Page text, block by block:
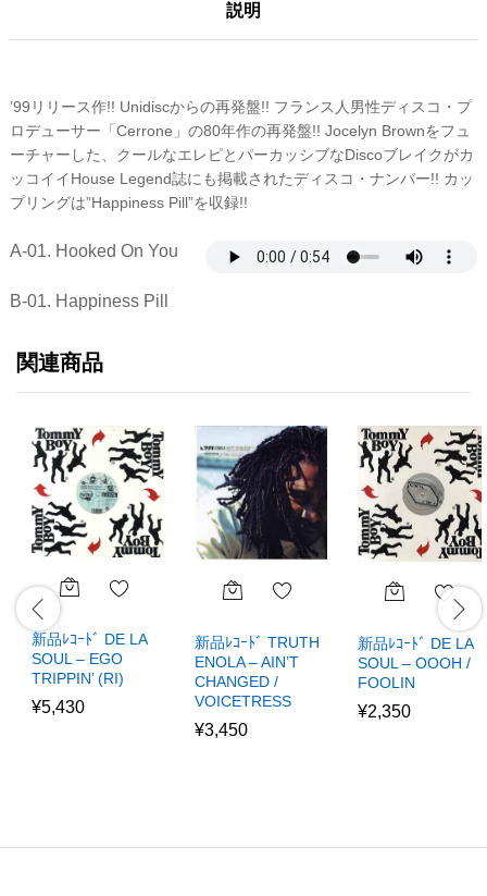
説明
’99リリース作!! Unidiscからの再発盤!! フランス人男性ディスコ・プ
ロデューサー「Cerrone」の80年作の再発盤!! Jocelyn Brownをフュ
ーチャーした、クールなエレピとパーカッシブなDiscoブレイクがカ
ッコイイHouse Legend誌にも掲載されたディスコ・ナンバー!! カッ
プリングは”Happiness Pill”を収録!!
A-01. Hooked On You
B-01. Happiness Pill
関連商品
新品ﾚｺｰﾄﾞ DE LA
SOUL – EGO
TRIPPIN’ (RI)
¥5,430
新品ﾚｺｰﾄﾞ TRUTH
ENOLA – AIN’T
CHANGED /
VOICETRESS
¥3,450
新品ﾚｺｰﾄﾞ DE LA
SOUL – OOOH /
FOOLIN
¥2,350